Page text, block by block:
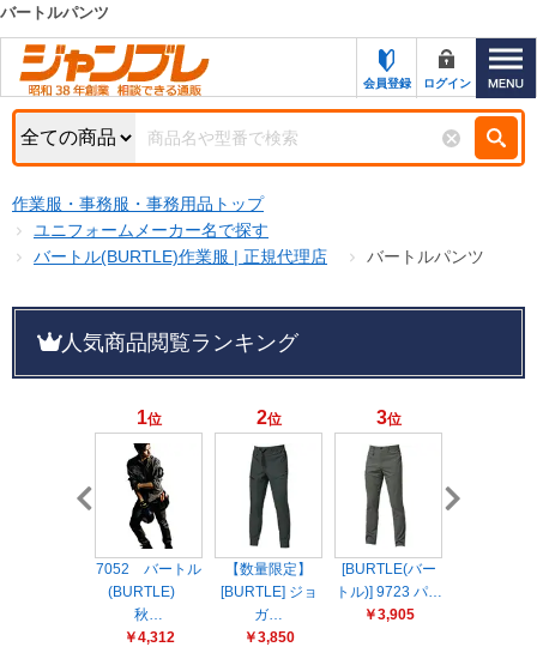
カテゴリー一覧
お知らせ
特集・キャンペーン一覧
初めての方へ
お問い合わせ
サポート＆ヘルプ
ジャンブレの特長
新規登録キャンペーン
名入れ刺繍
メーカーカタログ一覧
キーワード検索
検索条件
商品カテゴリから選ぶ
商品ステータスで絞る
キャンペーン
オリジナル
処分品
販売価格(税抜き)で絞る
円から
バートルパンツ
会員登録 ログイン
作業服・事務服・事務用品トップ
ユニフォームメーカー名で探す
バートル(BURTLE)作業服 | 正規代理店
バートルパンツ
人気商品閲覧ランキング
1位
7052 バートル
(BURTLE)
秋…
￥4,312
2位
【数量限定】
[BURTLE] ジョ
ガ…
￥3,850
3位
[BURTLE(バー
トル)] 9723 パ…
￥3,905